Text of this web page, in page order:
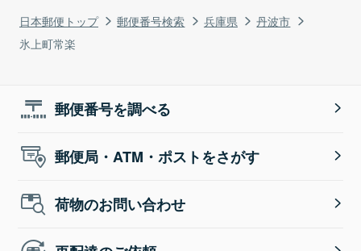
日本郵便トップ 郵便番号検索 兵庫県
丹波市
氷上町常楽
郵便番号を調べる
郵便局・ATM・ポストをさがす
荷物のお問い合わせ